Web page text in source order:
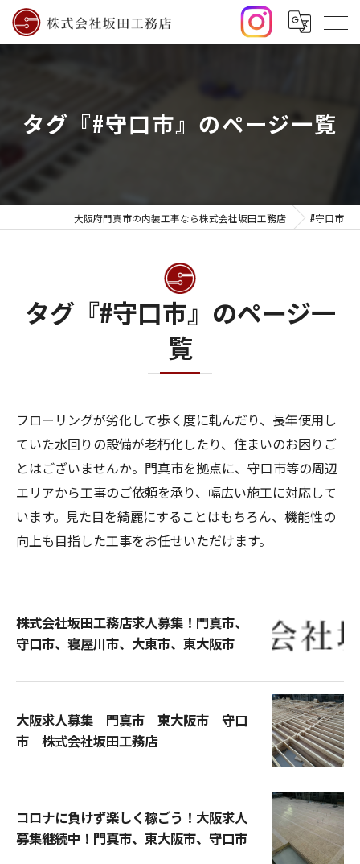
タグ『#守口市』のページ一覧
大阪府門真市の内装工事なら株式会社坂田工務店 #守口市
タグ『#守口市』のページ一
覧
フローリングが劣化して歩く度に軋んだり、長年使用し
ていた水回りの設備が老朽化したり、住まいのお困りご
とはございませんか。門真市を拠点に、守口市等の周辺
エリアから工事のご依頼を承り、幅広い施工に対応して
います。見た目を綺麗にすることはもちろん、機能性の
向上も目指した工事をお任せいただけます。
株式会社坂田工務店求人募集！門真市、
守口市、寝屋川市、大東市、東大阪市
大阪求人募集 門真市 東大阪市 守口
市 株式会社坂田工務店
コロナに負けず楽しく稼ごう！大阪求人
募集継続中！門真市、東大阪市、守口市